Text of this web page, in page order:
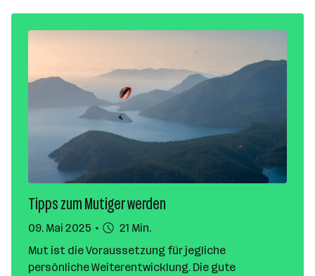
Tipps zum Mutiger werden
09. Mai 2025
21 Min.
Mut ist die Voraussetzung für jegliche
persönliche Weiterentwicklung. Die gute